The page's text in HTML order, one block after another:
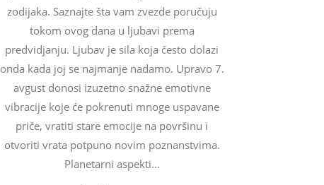
zodijaka. Saznajte šta vam zvezde poručuju
tokom ovog dana u ljubavi prema
predvidjanju. Ljubav je sila koja često dolazi
onda kada joj se najmanje nadamo. Upravo 7.
avgust donosi izuzetno snažne emotivne
vibracije koje će pokrenuti mnoge uspavane
priče, vratiti stare emocije na površinu i
otvoriti vrata potpuno novim poznanstvima.
Planetarni aspekti...